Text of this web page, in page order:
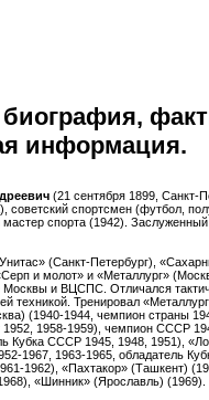
информация.
(21 сентября 1899, Санкт-
советский спортсмен (футбол,
спорта (1942).
(Санкт-Петербург),
и молот» и «Металлург»
Москвы и ВЦСПС. Отличался
техникой. Тренировал
(1940-1944, чемпион страны
1958-1959), чемпион СССР
Кубка СССР 1945, 1948, 1951),
1967, 1963-1965, обладатель
1962), «Пахтакор» (Ташкент)
«Шинник» (Ярославль) (1969).